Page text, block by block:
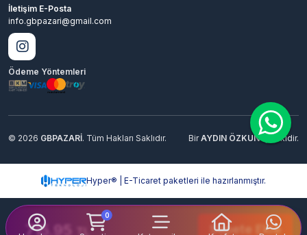
715.95 TL Sepete Ekle
0
İletişim E-Posta
info.gbpazari@gmail.com
Ödeme Yöntemleri
© 2026 GBPAZARİ. Tüm Hakları Saklıdır. BirAYDIN ÖZKUNİştirakidir.
Hyper® | E-Ticaret paketleri ile hazırlanmıştır.